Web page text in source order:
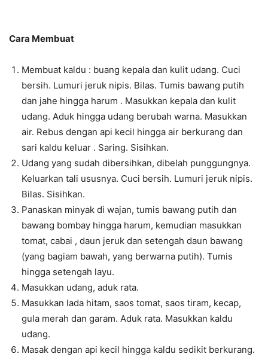
Cara Membuat
Membuat kaldu : buang kepala dan kulit udang. Cuci
bersih. Lumuri jeruk nipis. Bilas. Tumis bawang putih
dan jahe hingga harum . Masukkan kepala dan kulit
udang. Aduk hingga udang berubah warna. Masukkan
air. Rebus dengan api kecil hingga air berkurang dan
sari kaldu keluar . Saring. Sisihkan.
Udang yang sudah dibersihkan, dibelah punggungnya.
Keluarkan tali ususnya. Cuci bersih. Lumuri jeruk nipis.
Bilas. Sisihkan.
Panaskan minyak di wajan, tumis bawang putih dan
bawang bombay hingga harum, kemudian masukkan
tomat, cabai , daun jeruk dan setengah daun bawang
(yang bagiam bawah, yang berwarna putih). Tumis
hingga setengah layu.
Masukkan udang, aduk rata.
Masukkan lada hitam, saos tomat, saos tiram, kecap,
gula merah dan garam. Aduk rata. Masukkan kaldu
udang.
Masak dengan api kecil hingga kaldu sedikit berkurang.